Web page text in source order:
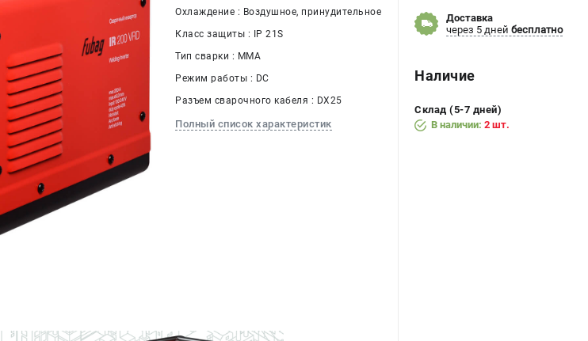
Доставка
через 5 дней бесплатно
Наличие
Склад (5-7 дней)
В наличии: 2 шт.
Охлаждение : Воздушное, принудительное
Класс защиты : IP 21S
Тип сварки : MMA
Режим работы : DC
Разъем сварочного кабеля : DX25
Полный список характеристик